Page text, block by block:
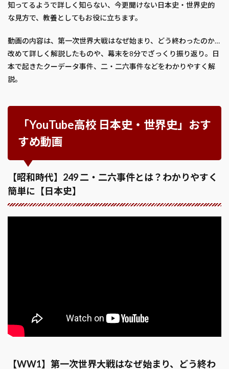
知ってるようで詳しく知らない、今更聞けない日本史・世界史的
な見方で、教養としてもお役に立ちます。
動画の内容は、第一次世界大戦はなぜ始まり、どう終わったのか…
改めて詳しく解説したものや、幕末を8分でざっくり振り返り。日
本で起きたクーデータ事件、二・二六事件などをわかりやすく解
説。
「YouTube高校 日本史・世界史」おす
すめ動画
【昭和時代】249 二・二六事件とは？わかりやすく
簡単に【日本史】
【WW1】第一次世界大戦はなぜ始まり、どう終わ